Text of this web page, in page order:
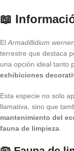
📖
El Armadillidium
terrestre que destaca
una opción ideal tanto
exhibiciones
Esta especie no solo
llamativa, sino que
mantenimiento del
fauna de limpieza